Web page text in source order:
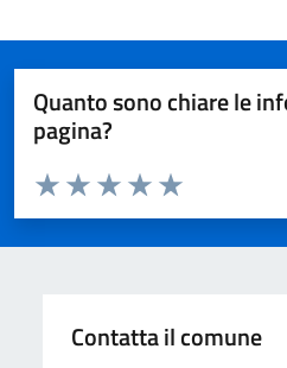
Quanto sono chiare le
pagina?
Valuta da 1 a 5 stelle la pagina
Valuta 5 stelle
Valuta 4 stelle su 5
Valuta 3 stelle su 5
Valuta 2 stelle su 5
Valuta 1 stelle su 5
Contatta il comune